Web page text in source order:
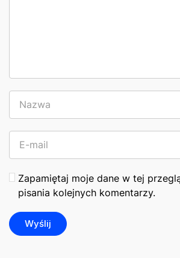
Zapamiętaj moje dane w tej
pisania kolejnych komentarzy.